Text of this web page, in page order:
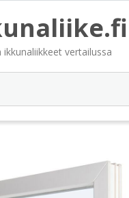
ikkunaliikkeet vertailussa